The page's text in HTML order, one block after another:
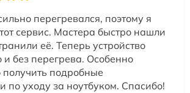
перегревался, поэтому я
сервис. Мастера быстро нашли
её. Теперь устройство
и без перегрева. Особенно
подробные
по уходу за ноутбуком. Спасибо!